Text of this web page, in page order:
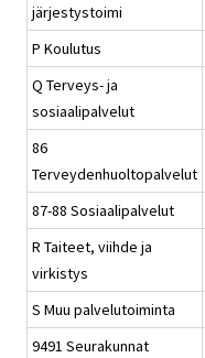
järjestystoimi
P Koulutus
Q Terveys- ja
sosiaalipalvelut
86
Terveydenhuoltopalvelut
87-88 Sosiaalipalvelut
R Taiteet, viihde ja
virkistys
S Muu palvelutoiminta
9491 Seurakunnat